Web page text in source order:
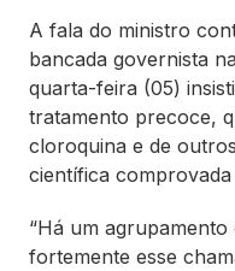
A fala do ministro
bancada governista
quarta-feira (05)
tratamento precoce,
cloroquina e de
científica
“Há um
fortemente esse